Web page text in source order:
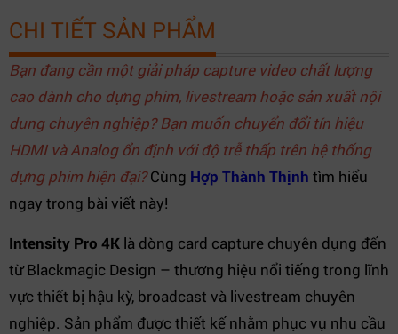
CHI TIẾT SẢN PHẨM
Bạn đang cần một giải pháp capture video chất lượng
cao dành cho dựng phim, livestream hoặc sản xuất nội
dung chuyên nghiệp? Bạn muốn chuyển đổi tín hiệu
HDMI và Analog ổn định với độ trễ thấp trên hệ thống
dựng phim hiện đại?Cùng Hợp Thành Thịnh tìm hiểu
ngay trong bài viết này!
Intensity Pro 4K là dòng card capture chuyên dụng đến
từ Blackmagic Design – thương hiệu nổi tiếng trong lĩnh
vực thiết bị hậu kỳ, broadcast và livestream chuyên
nghiệp. Sản phẩm được thiết kế nhằm phục vụ nhu cầu